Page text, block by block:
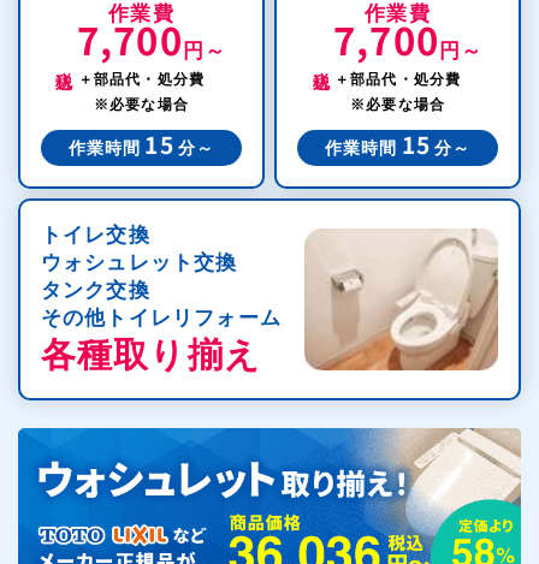
作業費
7,700 円～
＋部品代・処分費
※必要な場合
作業時間 15 分～
作業費
7,700 円～
＋部品代・処分費
※必要な場合
作業時間 15 分～
トイレ交換
ウォシュレット交換
タンク交換
その他トイレリフォーム
各種取り揃え